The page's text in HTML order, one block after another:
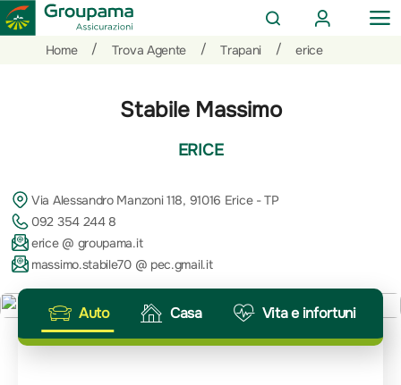
CERCA
AREA
CLIENTI
Home
/ Trova Agente / Trapani / erice
Stabile Massimo
ERICE
Via Alessandro Manzoni 118, 91016 Erice - TP
092 354 244 8
erice @ groupama.it
massimo.stabile70 @ pec.gmail.it
Auto Casa Vita e infortuni